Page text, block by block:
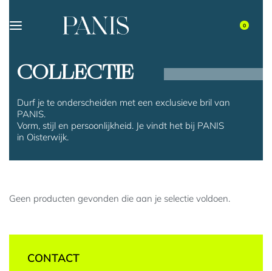
0
COLLECTIE
Durf je te onderscheiden met een exclusieve bril van
PANIS.
Vorm, stijl en persoonlijkheid. Je vindt het bij PANIS
in Oisterwijk.
Geen producten gevonden die aan je selectie voldoen.
CONTACT